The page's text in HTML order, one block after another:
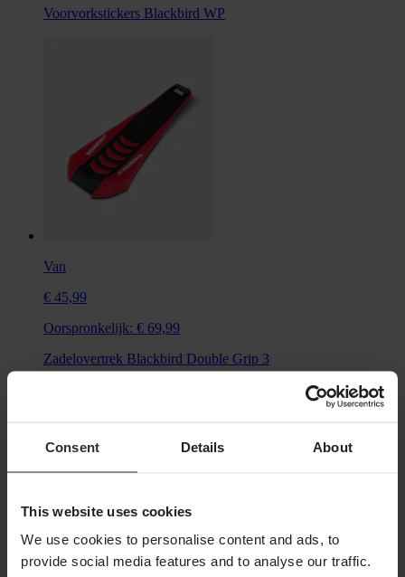
Consent Details About
This website uses cookies
We use cookies to personalise content and ads, to
provide social media features and to analyse our traffic.
Voorvorkstickers Blackbird WP
Van
€ 45,99
Oorspronkelijk: € 69,99
Zadelovertrek Blackbird Double Grip 3